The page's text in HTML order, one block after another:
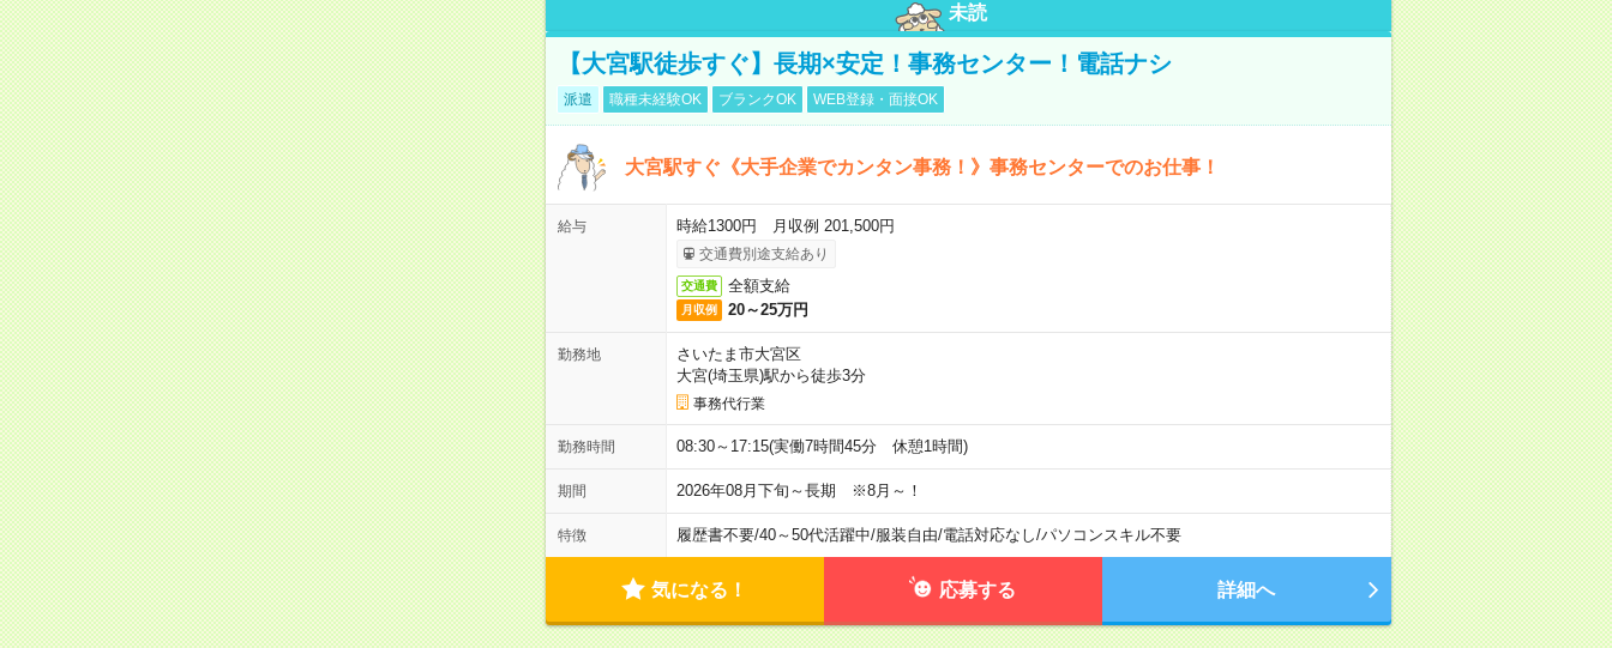
未読
【大宮駅徒歩すぐ】長期×安定！事務センター！電話ナシ
派遣 職種未経験OK ブランクOK WEB登録・面接OK
大宮駅すぐ《大手企業でカンタン事務！》事務センターでのお仕事！
給与 時給1300円 月収例 201,500円
交通費別途支給あり
交通費 全額支給
月収例 20～25万円
勤務地
さいたま市大宮区
大宮(埼玉県)駅から徒歩3分
事務代行業
勤務時間 08:30～17:15(実働7時間45分 休憩1時間)
期間 2026年08月下旬～長期 ※8月～！
特徴 履歴書不要/40～50代活躍中/服装自由/電話対応なし/パソコンスキル不要
気になる！ 応募する 詳細へ